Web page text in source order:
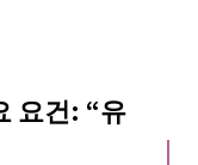
요건: “유